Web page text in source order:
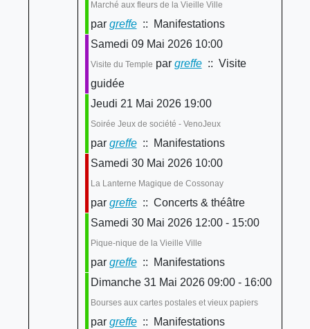
Marché aux fleurs de la Vieille Ville
par greffe:: Manifestations
Samedi 09 Mai 2026 10:00
Visite du Temple par greffe:: Visite
guidée
Jeudi 21 Mai 2026 19:00
Soirée Jeux de société - VenoJeux
par greffe:: Manifestations
Samedi 30 Mai 2026 10:00
La Lanterne Magique de Cossonay
par greffe:: Concerts & théâtre
Samedi 30 Mai 2026 12:00 - 15:00
Pique-nique de la Vieille Ville
par greffe:: Manifestations
Dimanche 31 Mai 2026 09:00 - 16:00
Bourses aux cartes postales et vieux papiers
par greffe:: Manifestations